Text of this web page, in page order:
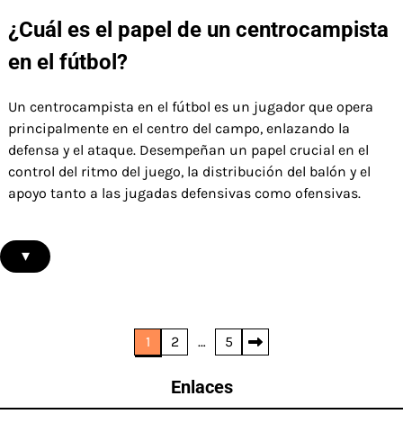
¿Cuál es el papel de un centrocampista
en el fútbol?
Un centrocampista en el fútbol es un jugador que opera
principalmente en el centro del campo, enlazando la
defensa y el ataque. Desempeñan un papel crucial en el
control del ritmo del juego, la distribución del balón y el
apoyo tanto a las jugadas defensivas como ofensivas.
▾
1 2 … 5
Enlaces